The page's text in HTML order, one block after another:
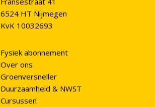
6524 HT Nijmegen
KvK 10032693
Fysiek abonnement
Over ons
Groenversneller
Duurzaamheid & NWST
Cursussen